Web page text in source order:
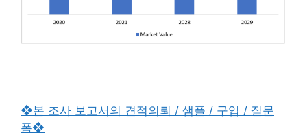
❖본 조사 보고서의 견적의뢰 / 샘플 / 구입 / 질문
폼❖